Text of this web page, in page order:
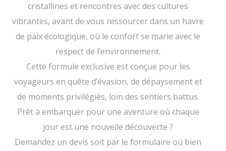
cristallines et rencontres avec des cultures
vibrantes, avant de vous ressourcer dans un havre
de paix écologique, où le confort se marie avec le
respect de l’environnement.
Cette formule exclusive est conçue pour les
voyageurs en quête d’évasion, de dépaysement et
de moments privilégiés, loin des sentiers battus.
Prêt à embarquer pour une aventure où chaque
jour est une nouvelle découverte ?
Demandez un devis soit par le formulaire où bien